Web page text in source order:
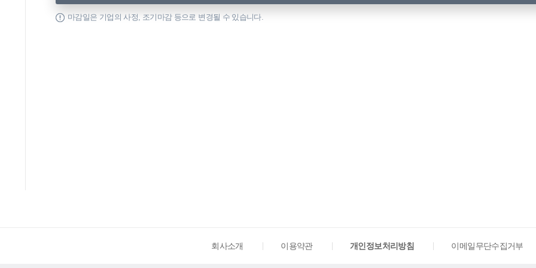
마감일은 기업의 사정, 조기마감 등으로 변경될 수 있습니다.
회사소개 이용약관 개인정보처리방침 이메일무단수집거부